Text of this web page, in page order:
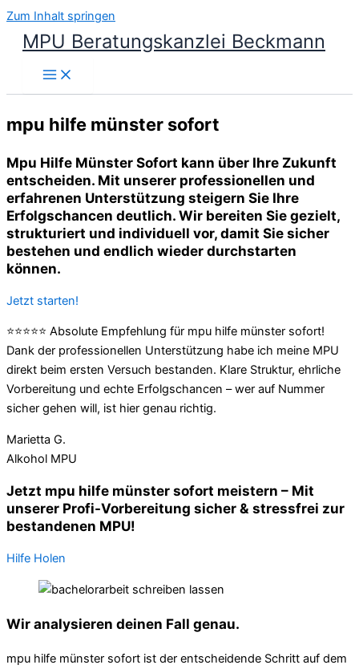
Zum Inhalt springen
MPU Beratungskanzlei Beckmann
mpu hilfe münster sofort
Mpu Hilfe Münster Sofort kann über Ihre Zukunft
entscheiden. Mit unserer professionellen und
erfahrenen Unterstützung steigern Sie Ihre
Erfolgschancen deutlich. Wir bereiten Sie gezielt,
strukturiert und individuell vor, damit Sie sicher
bestehen und endlich wieder durchstarten
können.
Jetzt starten!
⭐⭐⭐⭐⭐ Absolute Empfehlung für mpu hilfe münster sofort!
Dank der professionellen Unterstützung habe ich meine MPU
direkt beim ersten Versuch bestanden. Klare Struktur, ehrliche
Vorbereitung und echte Erfolgschancen – wer auf Nummer
sicher gehen will, ist hier genau richtig.
Marietta G.
Alkohol MPU
Jetzt mpu hilfe münster sofort meistern – Mit
unserer Profi-Vorbereitung sicher & stressfrei zur
bestandenen MPU!
Hilfe Holen
Wir analysieren deinen Fall genau.
mpu hilfe münster sofort ist der entscheidende Schritt auf dem